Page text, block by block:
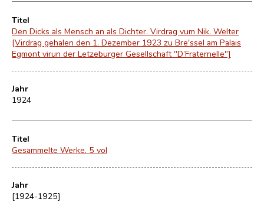
Titel
Den Dicks als Mensch an als Dichter. Virdrag vum Nik. Welter
[Virdrag gehalen den 1. Dezember 1923 zu Bre'ssel am Palais
Egmont virun der Letzeburger Gesellschaft "D’Fraternelle"]
Jahr
1924
Titel
Gesammelte Werke. 5 vol
Jahr
[1924-1925]